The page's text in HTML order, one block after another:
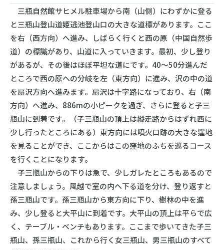
三瓶自然館サヒメル駐車場から南（山側）にわずかに登る
と三瓶山登山道姫逃池登山口の大きな道標があります。ここ
を右（西方向）へ進み、しばらく行くと西の原（中国自然歩
道）の標識があり、山道に入っていきます。最初、少し登り
があるが、その後はほぼ平坦な道にです。40～50分進んだ
ところで西の原への分岐を左（東方向）に進み、沢の中の道
を扇沢方向へ進みます。扇沢は十字路になっており、右（南
方向）へ進み、886mの小ピークを過ぎ、さらに登ると子三
瓶山に到着です。（子三瓶山の頂上は縦走路からはずれ西に
少し行ったところにある）東方向には噴火口跡の大きな窪地
を見ることができ、ここからはこの窪地のふちを巡るコース
を行くことになります。
子三瓶山からの下りは急で、少しガレたところもあるので
注意しましょう。風越で室の内へ下る道を分け、登り返すと
孫三瓶山です。孫三瓶山から東方向に下り、樹林の中を進
み、少し登ると大平山に到着です。大平山の頂上は平らで広
く、テーブル・ベンチもあります。ここまで歩いてきた子三
瓶山、孫三瓶山、これから行く女三瓶山、男三瓶山のすべて